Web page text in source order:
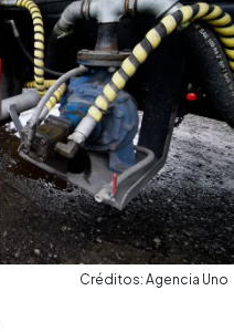
Créditos: Agencia Uno